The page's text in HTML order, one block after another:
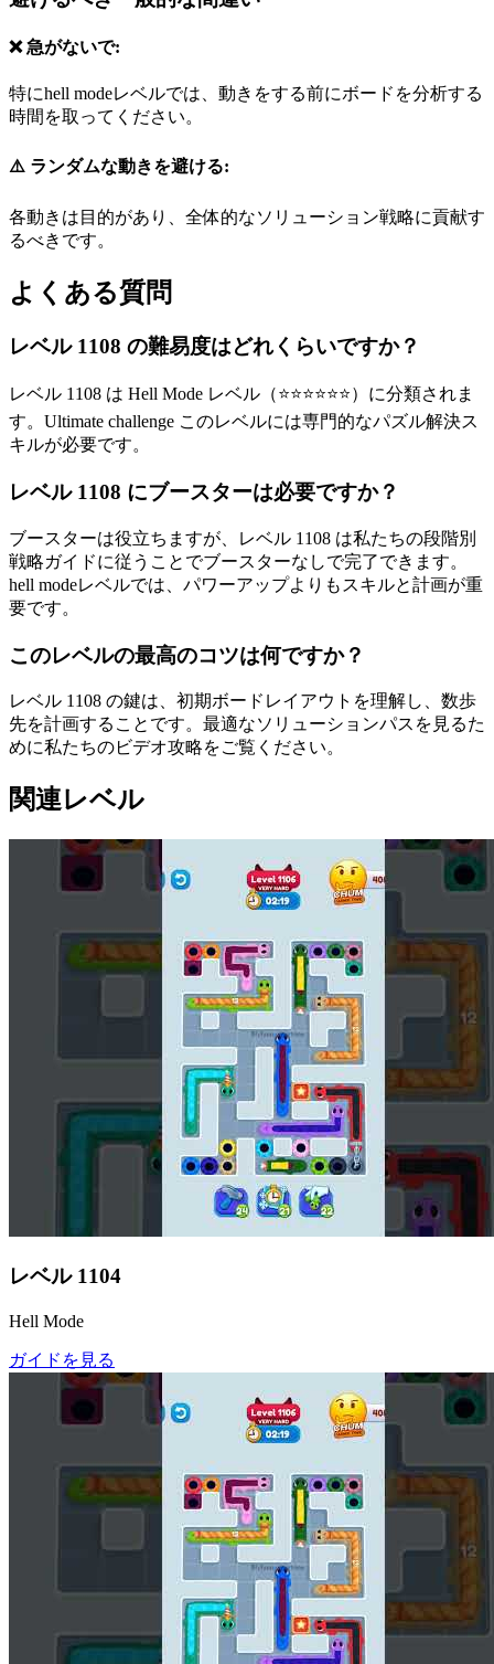
❌ 急がないで:
特にhell modeレベルでは、動きをする前にボードを分析する
時間を取ってください。
⚠️ ランダムな動きを避ける:
各動きは目的があり、全体的なソリューション戦略に貢献す
るべきです。
よくある質問
レベル 1108 の難易度はどれくらいですか？
レベル 1108 は Hell Mode レベル（⭐⭐⭐⭐⭐⭐）に分類されま
す。Ultimate challenge このレベルには専門的なパズル解決ス
キルが必要です。
レベル 1108 にブースターは必要ですか？
ブースターは役立ちますが、レベル 1108 は私たちの段階別
戦略ガイドに従うことでブースターなしで完了できます。
hell modeレベルでは、パワーアップよりもスキルと計画が重
要です。
このレベルの最高のコツは何ですか？
レベル 1108 の鍵は、初期ボードレイアウトを理解し、数歩
先を計画することです。最適なソリューションパスを見るた
めに私たちのビデオ攻略をご覧ください。
関連レベル
レベル 1104
Hell Mode
ガイドを見る